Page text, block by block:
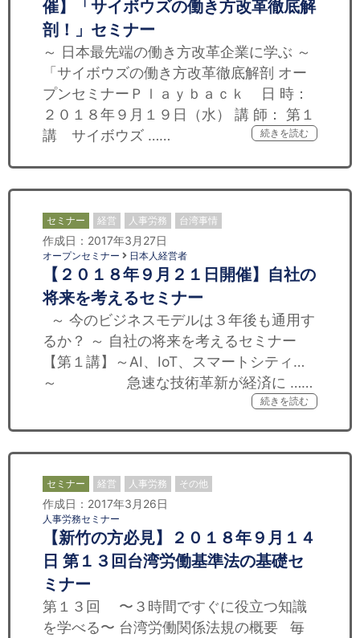
催】「サイボウズの働き方改革徹底解
剖！」セミナー
～ 日本最先端の働き方改革企業に学ぶ ～
「サイボウズの働き方改革徹底解剖 オー
プンセミナーＰｌａｙｂａｃｋ 日 時：
２０１８年９月１９日（水） 講 師： 第１
講 サイボウズ ……
続きを読む
セミナー 経営 人事労務 台湾事情
作成日：2017年3月27日
オープンセミナー 日本人経営者
【２０１８年９月２１日開催】自社の
将来を考えるセミナー
～ 今のビジネスモデルは３年後も通用す
るか？ ～ 自社の将来を考えるセミナー
【第１講】～AI、IoT、スマートシティ…
～ 急速な技術革新が経済に ……
続きを読む
セミナー 経営 人事労務 その他
作成日：2017年3月26日
人事労務セミナー
【新竹の方必見】２０１８年９月１４
日 第１３回台湾労働基準法の基礎セ
ミナー
第１３回 〜３時間ですぐに役立つ知識
を学べる〜 台湾労働関係法規の概要 毎